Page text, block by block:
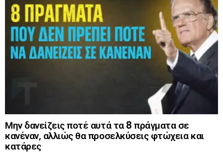
Μην δανείζεις ποτέ αυτά τα 8 πράγματα σε
κανέναν, αλλιώς θα προσελκύσεις φτώχεια και
κατάρες